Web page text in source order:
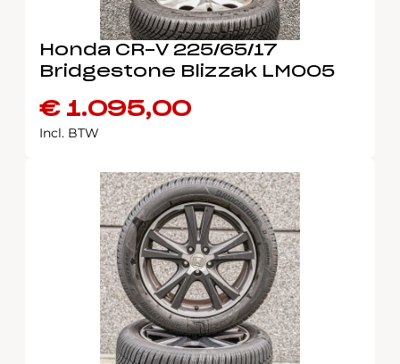
Honda CR-V 225/65/17
Bridgestone Blizzak LM005
€1.095,00
Incl. BTW